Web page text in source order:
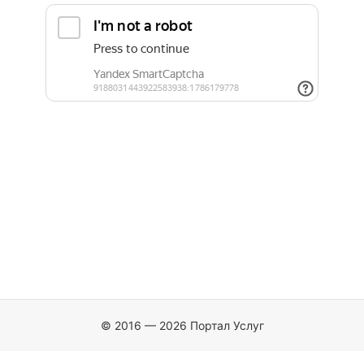
© 2016 — 2026 Портал Услуг